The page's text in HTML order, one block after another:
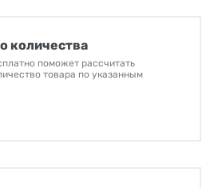
количества
поможет рассчитать
товара по указанным